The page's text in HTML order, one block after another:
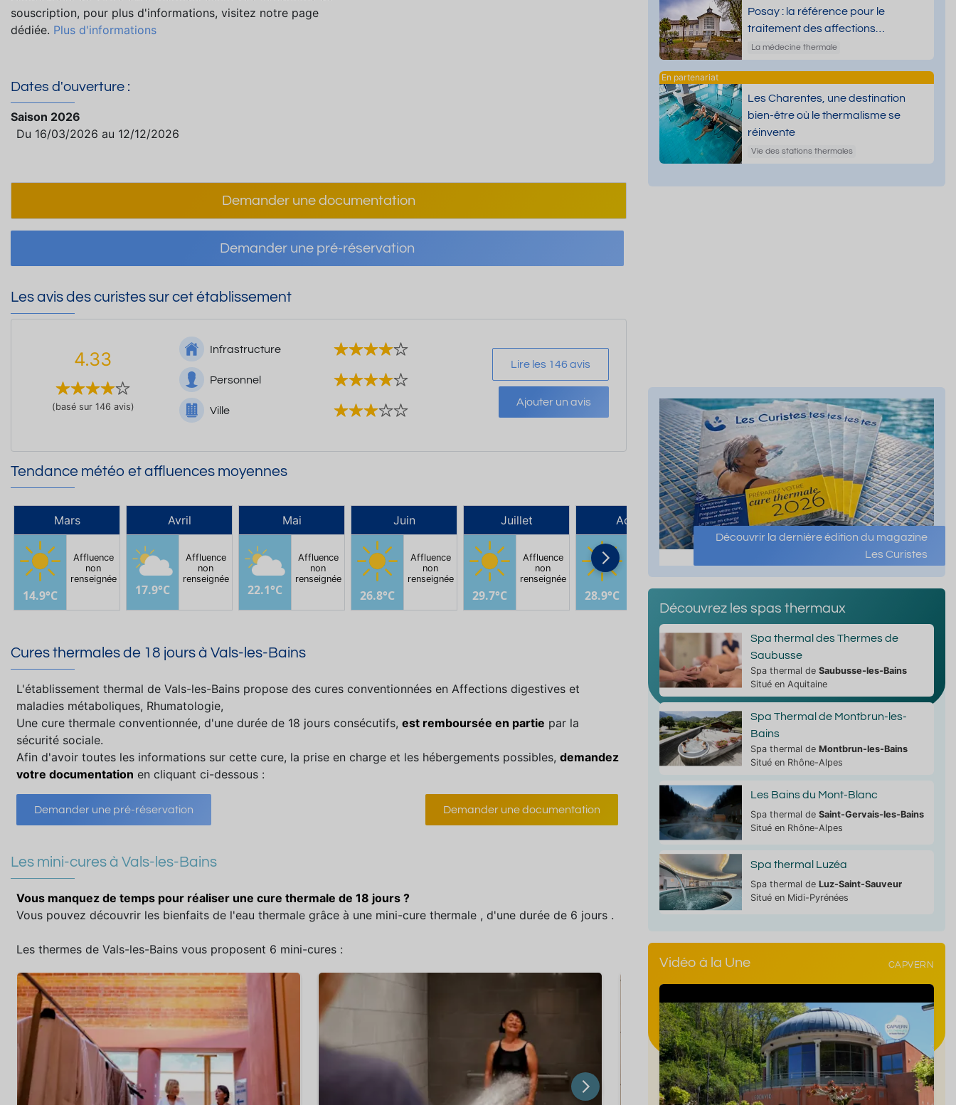
souscription, pour plus d'informations, visitez notre page
dédiée. Plus d'informations
Dates d'ouverture :
Saison 2026
Du 16/03/2026 au 12/12/2026
Demander une documentation
Demander une pré-réservation
Les avis des curistes sur cet établissement
4.33
(basé sur 146 avis)
Infrastructure
Personnel
Ville
Lire les 146 avis
Ajouter un avis
Tendance météo et affluences moyennes
Mars
14.9°C
Affluence
non
renseignée
Avril
17.9°C
Affluence
non
renseignée
Mai
22.1°C
Affluence
non
renseignée
Juin
26.8°C
Affluence
non
renseignée
Juillet
29.7°C
Affluence
non
renseignée
Août
28.9°C
non
renseignée
Septembre
non
renseignée
Octobre
17.9°C
Affluence
non
renseignée
12.6°C
Cures thermales de 18 jours à Vals-les-Bains
L'établissement thermal de Vals-les-Bains propose des cures conventionnées en Affections digestives et
maladies métaboliques, Rhumatologie,
Une cure thermale conventionnée, d'une durée de 18 jours consécutifs, est remboursée en partie par la
sécurité sociale.
Afin d'avoir toutes les informations sur cette cure, la prise en charge et les hébergements possibles, demandez
votre documentation en cliquant ci-dessous :
Demander une pré-réservation Demander une documentation
Les mini-cures à Vals-les-Bains
Vous manquez de temps pour réaliser une cure thermale de 18 jours ?
Vous pouvez découvrir les bienfaits de l'eau thermale grâce à une mini-cure thermale , d'une durée de 6 jours .
Les thermes de Vals-les-Bains vous proposent 6 mini-cures :
Posay : la référence pour le
traitement des affections
dermatologiques
La médecine thermale
Les Charentes, une destination
bien-être où le thermalisme se
réinvente
Vie des stations thermales
Découvrir la dernière édition du magazine
Les Curistes
Découvrez les spas thermaux
Spa thermal des Thermes de
Saubusse
Spa thermal de Saubusse-les-Bains
Situé en Aquitaine
Spa Thermal de Montbrun-les-
Bains
Spa thermal de Montbrun-les-Bains
Situé en Rhône-Alpes
Les Bains du Mont-Blanc
Spa thermal de Saint-Gervais-les-Bains
Situé en Rhône-Alpes
Spa thermal Luzéa
Spa thermal de Luz-Saint-Sauveur
Situé en Midi-Pyrénées
Vidéo à la Une CAPVERN